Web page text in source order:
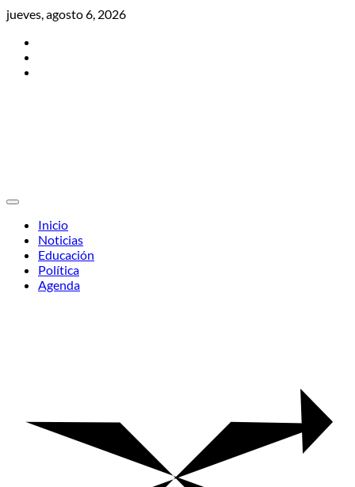
Skip
content
jueves, agosto 6, 2026
Inicio
Noticias
Educación
Política
Agenda